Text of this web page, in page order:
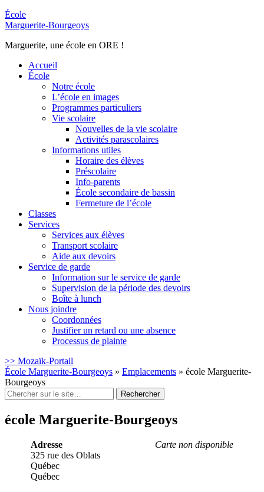
École
Marguerite-Bourgeoys
Marguerite, une école en ORE !
Accueil
École
Notre école
L’école en images
Programmes particuliers
Vie scolaire
Nouvelles de la vie scolaire
Activités parascolaires
Informations utiles
Horaire des élèves
Préscolaire
Info-parents
École secondaire de bassin
Fermeture de l’école
Classes
Services
Services aux élèves
Transport scolaire
Aide aux devoirs
Service de garde
Information sur le service de garde
Supervision de la période des devoirs
Boîte à lunch
Nous joindre
Coordonnées
Justifier un retard ou une absence
Processus de plainte
>> Mozaïk-Portail
École Marguerite-Bourgeoys » Emplacements » école Marguerite-
Bourgeoys
Rechercher
:
école Marguerite-Bourgeoys
Carte non disponible
Adresse
325 rue des Oblats
Québec
Québec